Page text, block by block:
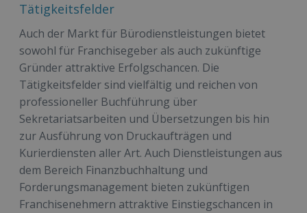
Tätigkeitsfelder
Auch der Markt für Bürodienstleistungen bietet
sowohl für Franchisegeber als auch zukünftige
Gründer attraktive Erfolgschancen. Die
Tätigkeitsfelder sind vielfältig und reichen von
professioneller Buchführung über
Sekretariatsarbeiten und Übersetzungen bis hin
zur Ausführung von Druckaufträgen und
Kurierdiensten aller Art. Auch Dienstleistungen aus
dem Bereich Finanzbuchhaltung und
Forderungsmanagement bieten zukünftigen
Franchisenehmern attraktive Einstiegschancen in